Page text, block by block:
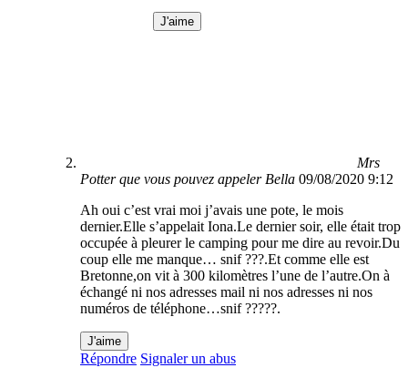
J'aime
Mrs
Potter que vous pouvez appeler Bella 09/08/2020 9:12
Ah oui c’est vrai moi j’avais une pote, le mois
dernier.Elle s’appelait Iona.Le dernier soir, elle était trop
occupée à pleurer le camping pour me dire au revoir.Du
coup elle me manque… snif ???.Et comme elle est
Bretonne,on vit à 300 kilomètres l’une de l’autre.On à
échangé ni nos adresses mail ni nos adresses ni nos
numéros de téléphone…snif ?????.
J'aime
Répondre Signaler un abus